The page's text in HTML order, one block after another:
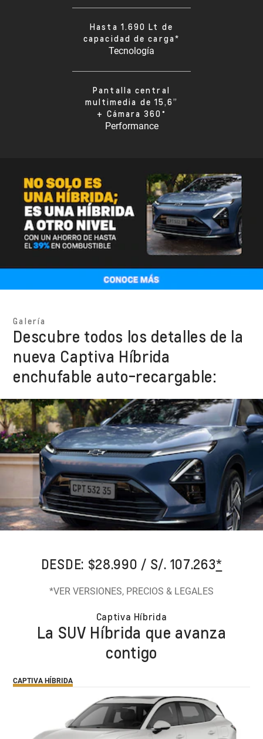
Hasta 1.690 Lt de
capacidad de carga*
Tecnología
Pantalla central
multimedia de 15,6”
+ Cámara 360°
Performance
Galería
Descubre todos los detalles de la
nueva Captiva Híbrida
enchufable auto-recargable:
DESDE: $28.990 / S/. 107.263*
*VER VERSIONES, PRECIOS & LEGALES
Captiva Híbrida
La SUV Híbrida que avanza
contigo
CAPTIVA HÍBRIDA